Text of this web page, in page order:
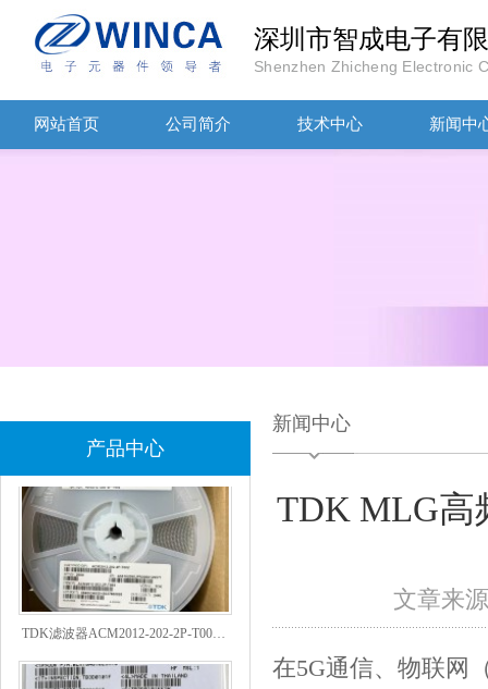
深圳市智成电子有
Shenzhen Zhicheng Electronic
网站首页 公司简介 技术中心 新闻中
产品中心
新闻中心
TDK MLG高
文章来
在5G通信、物联网